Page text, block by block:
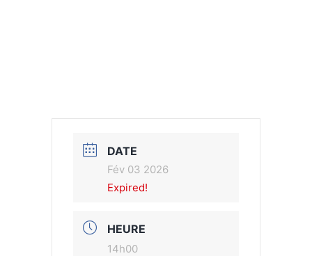
DATE
Fév 03 2026
Expired!
HEURE
14h00